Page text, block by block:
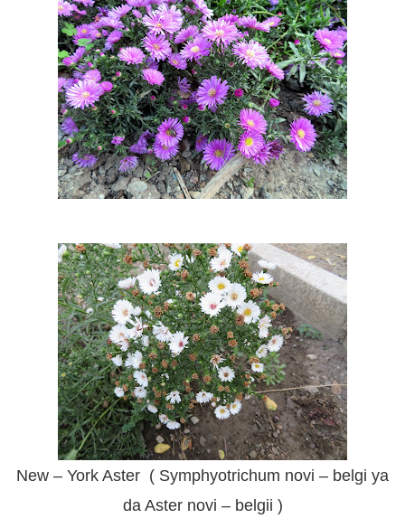
New – York Aster ( Symphyotrichum novi – belgi ya
da Aster novi – belgii )